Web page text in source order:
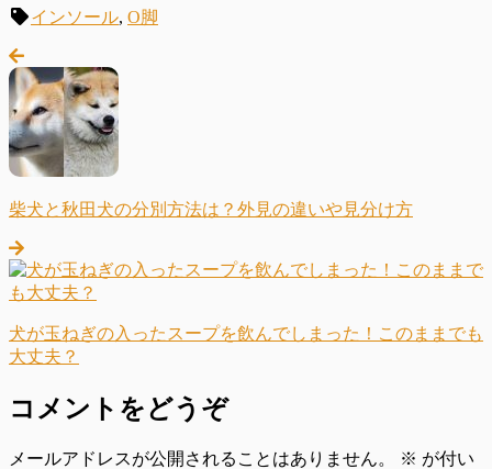
インソール, O脚
柴犬と秋田犬の分別方法は？外見の違いや見分け方
犬が玉ねぎの入ったスープを飲んでしまった！このままでも
大丈夫？
コメントをどうぞ
メールアドレスが公開されることはありません。 ※ が付い